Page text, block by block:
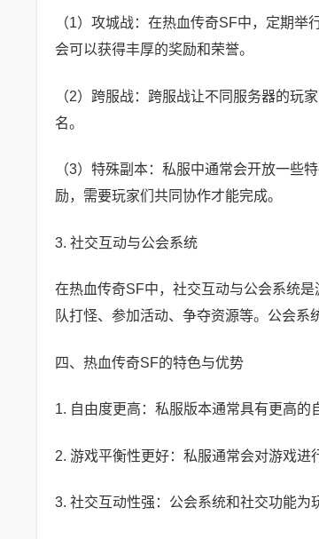
（1）攻城战：在热血传奇SF中，定期
会可以获得丰厚的奖励和荣誉。
（2）跨服战：跨服战让不同服务器的玩
名。
（3）特殊副本：私服中通常会开放一些
励，需要玩家们共同协作才能完成。
3. 社交互动与公会系统
在热血传奇SF中，社交互动与公会系统
队打怪、参加活动、争夺资源等。公会系
四、热血传奇SF的特色与优势
1. 自由度更高：私服版本通常具有更高的
2. 游戏平衡性更好：私服通常会对游戏进
3. 社交互动性强：公会系统和社交功能为